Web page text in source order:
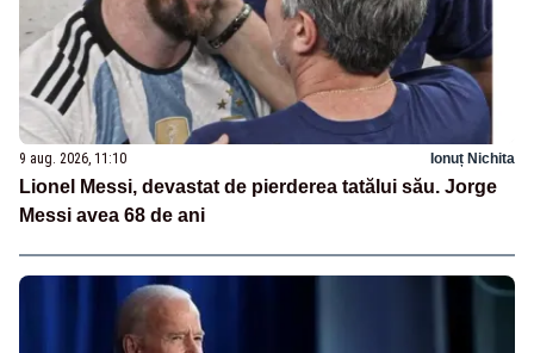
9 aug. 2026, 11:10 Ionuț Nichita
Lionel Messi, devastat de pierderea tatălui său. Jorge
Messi avea 68 de ani